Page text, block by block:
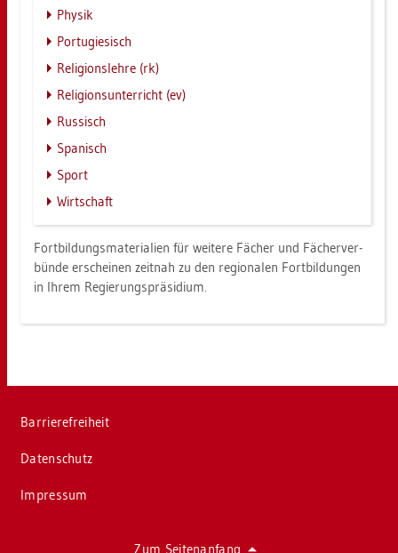
Phy­sik
Por­tu­gie­sisch
Re­li­gi­ons­leh­re (rk)
Re­li­gi­ons­un­ter­richt (ev)
Rus­sisch
Spa­nisch
Sport
Wirt­schaft
Fort­bil­dungs­ma­te­ria­li­en für wei­te­re Fä­cher und Fä­cher­ver­
bün­de er­schei­nen zeit­nah zu den re­gio­na­len Fort­bil­dun­gen
in Ihrem Re­gie­rungs­prä­si­di­um.
Bar­rie­re­frei­heit
Da­ten­schutz
Im­pres­sum
Zum Sei­ten­an­fang